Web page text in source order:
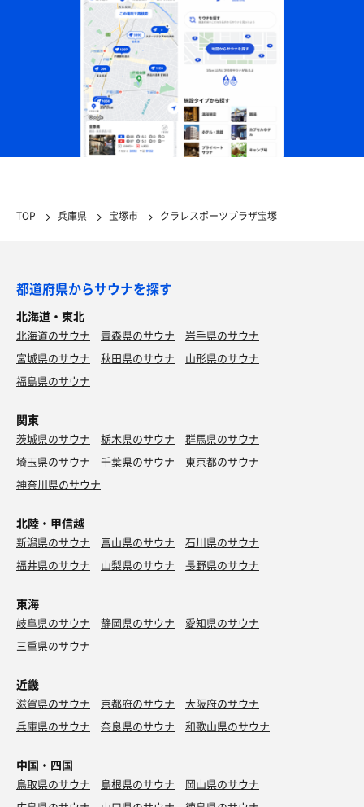
TOP 兵庫県 宝塚市 クラレスポーツプラザ宝塚
都道府県からサウナを探す
北海道・東北
北海道のサウナ 青森県のサウナ
岩手県のサウナ
宮城県のサウナ
秋田県のサウナ
山形県のサウナ
福島県のサウナ
関東
茨城県のサウナ 栃木県のサウナ
群馬県のサウナ
埼玉県のサウナ
千葉県のサウナ
東京都のサウナ
神奈川県のサウナ
北陸・甲信越
新潟県のサウナ 富山県のサウナ
石川県のサウナ
福井県のサウナ
山梨県のサウナ 長野県のサウナ
東海
岐阜県のサウナ 静岡県のサウナ
愛知県のサウナ
三重県のサウナ
近畿
滋賀県のサウナ 京都府のサウナ
大阪府のサウナ
兵庫県のサウナ
奈良県のサウナ 和歌山県のサウナ
中国・四国
鳥取県のサウナ 島根県のサウナ
岡山県のサウナ